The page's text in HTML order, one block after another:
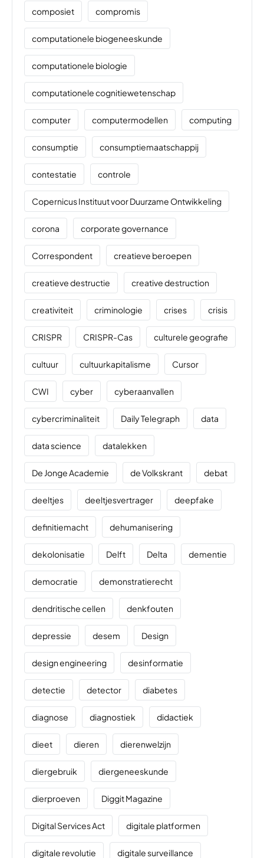
composiet compromis
computationele biogeneeskunde
computationele biologie
computationele cognitiewetenschap
computer computermodellen computing
consumptie consumptiemaatschappij
contestatie controle
Copernicus Instituut voor Duurzame Ontwikkeling
corona corporate governance
Correspondent creatieve beroepen
creatieve destructie creative destruction
creativiteit criminologie crises crisis
CRISPR CRISPR-Cas culturele geografie
cultuur cultuurkapitalisme Cursor
CWI cyber cyberaanvallen
cybercriminaliteit Daily Telegraph data
data science datalekken
De Jonge Academie de Volkskrant debat
deeltjes deeltjesvertrager deepfake
definitiemacht dehumanisering
dekolonisatie Delft Delta dementie
democratie demonstratierecht
dendritische cellen denkfouten
depressie desem Design
design engineering desinformatie
detectie detector diabetes
diagnose diagnostiek didactiek
dieet dieren dierenwelzijn
diergebruik diergeneeskunde
dierproeven Diggit Magazine
Digital Services Act digitale platformen
digitale revolutie digitale surveillance